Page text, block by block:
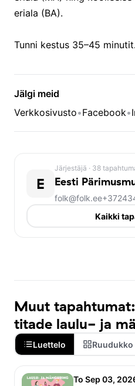
eriala (BA).
Tunni kestus 35–45 minutit.
Jälgi meid
Verkkosivusto•Facebook•
E
Järjestäjä · 38
Eesti
folk@folk.ee
Kaikki
Muut
titade laulu- ja
Luettelo Ruudukko
To Sep 03,